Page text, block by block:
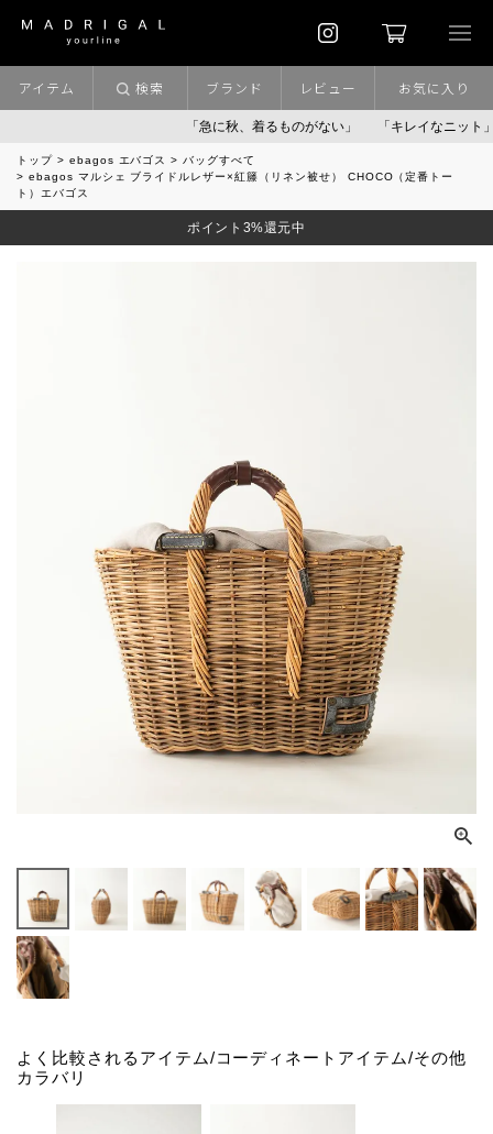
「急に秋、着るものがない」 「キレイなニット」 ポイ
アイテム 検索 ブランド レビュー お気に入り
トップ ebagos エバゴス
バッグすべて
ebagos マルシェ ブライドルレザー×紅籐（リネン被せ） CHOCO（定番トー
ト）エバゴス
ポイント3%還元中
よく比較されるアイテム/コーディネートアイテム/その他
カラバリ